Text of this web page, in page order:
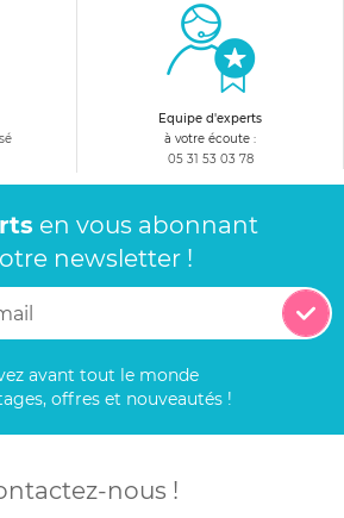
Equipe d'experts
à votre écoute :
05 31 53 03 78
en vous abonnant
newsletter !
avant tout le monde
offres et nouveautés !
nous !